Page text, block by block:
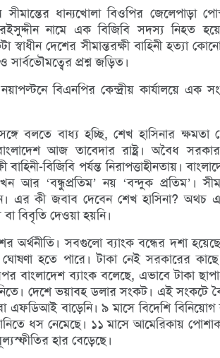
ধান্যখোলা বিওপির জেলেপাড়া
নামে এক বিজিবি সদস্য নিহত
স্বাধীন দেশের সীমান্তরক্ষী বাহিনী হত্যা
ও সার্বভৌমত্বের প্রশ্ন জড়িত।
বিএনপির কেন্দ্রীয় কার্যালয়ে এক
বলতে বাধ্য হচ্ছি, শেখ হাসিনার
আজ তাবেদার রাষ্ট্র। অবৈধ
বাহিনী-বিজিবি পর্যন্ত নিরাপত্তাহীনতায়।
আর ‘বন্ধুপ্রতিম’ নয় ‘বন্দুক প্রতিম’।
এর কী জবাব দেবেন শেখ হাসিনা? অথচ এ
বা বিবৃতি দেওয়া হয়নি।
অর্থনীতি। সবগুলো ব্যাংক বন্ধের দশা
হতে পারে। টাকা নেই সরকারের
বাংলাদেশ ব্যাংক বলেছে, এভাবে টাকা
দেশে ভয়াবহ ডলার সংকট। এই সংকটে
এফডিআই বাড়েনি। ৯ মাসে বিদেশি
ধস নেমেছে। ১১ মাসে আমেরিকায়
হার বেড়েছে।